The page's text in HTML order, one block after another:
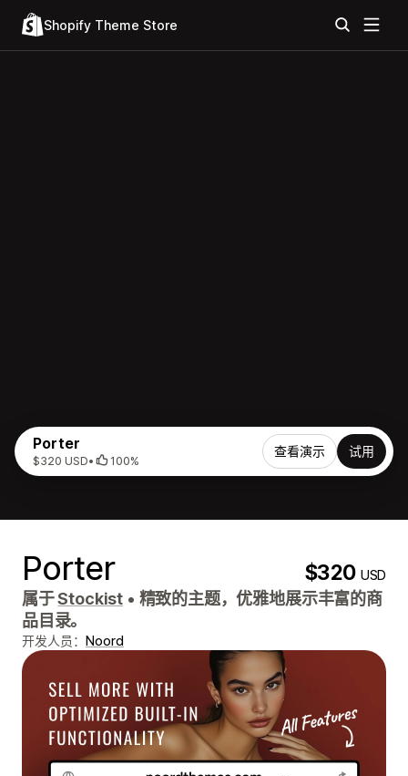
Shopify Theme Store
Porter
$320 USD• 100%
查看演示 试用
Porter $320USD
属于Stockist • 精致的主题，优雅地展示丰富的商
品目录。
开发人员： Noord